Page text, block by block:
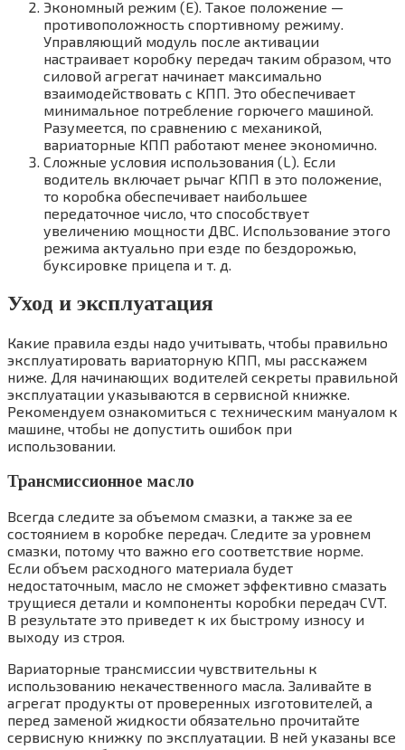
Экономный режим (E). Такое положение —
противоположность спортивному режиму.
Управляющий модуль после активации
настраивает коробку передач таким образом, что
силовой агрегат начинает максимально
взаимодействовать с КПП. Это обеспечивает
минимальное потребление горючего машиной.
Разумеется, по сравнению с механикой,
вариаторные КПП работают менее экономично.
Сложные условия использования (L). Если
водитель включает рычаг КПП в это положение,
то коробка обеспечивает наибольшее
передаточное число, что способствует
увеличению мощности ДВС. Использование этого
режима актуально при езде по бездорожью,
буксировке прицепа и т. д.
Уход и эксплуатация
Какие правила езды надо учитывать, чтобы правильно
эксплуатировать вариаторную КПП, мы расскажем
ниже. Для начинающих водителей секреты правильной
эксплуатации указываются в сервисной книжке.
Рекомендуем ознакомиться с техническим мануалом к
машине, чтобы не допустить ошибок при
использовании.
Трансмиссионное масло
Всегда следите за объемом смазки, а также за ее
состоянием в коробке передач. Следите за уровнем
смазки, потому что важно его соответствие норме.
Если объем расходного материала будет
недостаточным, масло не сможет эффективно смазать
трущиеся детали и компоненты коробки передач CVT.
В результате это приведет к их быстрому износу и
выходу из строя.
Вариаторные трансмиссии чувствительны к
использованию некачественного масла. Заливайте в
агрегат продукты от проверенных изготовителей, а
перед заменой жидкости обязательно прочитайте
сервисную книжку по эксплуатации. В ней указаны все